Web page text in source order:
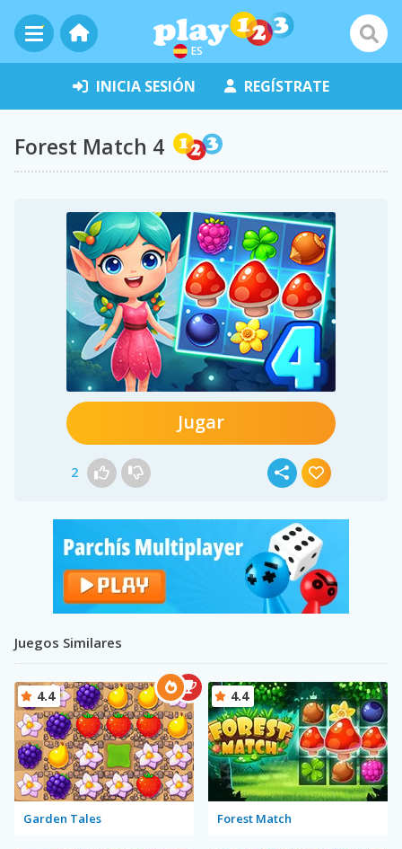
ES
INICIA SESIÓN REGÍSTRATE
Forest Match 4
Jugar
2
Juegos Similares
Garden Tales
4.4
Forest Match
4.4